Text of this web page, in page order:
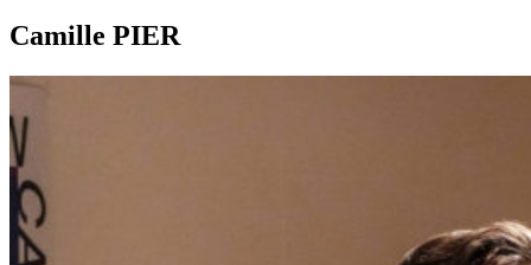
Camille PIER